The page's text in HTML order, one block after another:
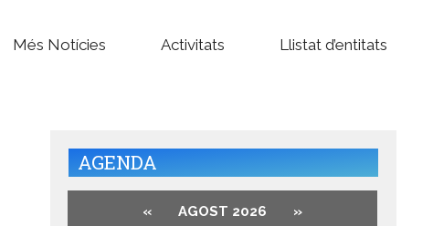
Més Notícies Activitats Llistat d’entitats
AGENDA
« AGOST 2026
»